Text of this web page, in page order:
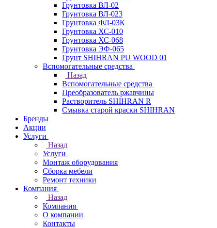
Грунтовка ВЛ-02
Грунтовка ВЛ-023
Грунтовка ФЛ-03К
Грунтовка ХС-010
Грунтовка ХС-068
Грунтовка ЭФ-065
Грунт SHIHRAN PU WOOD 01
Вспомогательные средства
Назад
Вспомогательные средства
Преобразователь ржавчины
Растворитель SHIHRAN R
Смывка старой краски SHIHRAN
Бренды
Акции
Услуги
Назад
Услуги
Монтаж оборудования
Сборка мебели
Ремонт техники
Компания
Назад
Компания
О компании
Контакты